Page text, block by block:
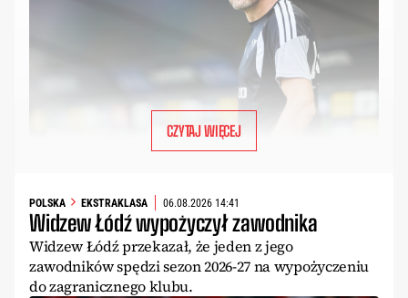
CZYTAJ WIĘCEJ
POLSKA EKSTRAKLASA 06.08.2026 14:41
Widzew Łódź wypożyczył zawodnika
Widzew Łódź przekazał, że jeden z jego
zawodników spędzi sezon 2026-27 na wypożyczeniu
do zagranicznego klubu.